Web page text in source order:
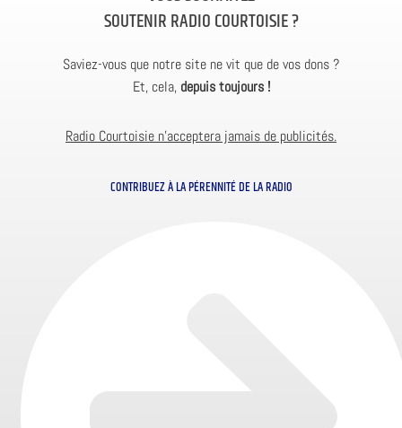
SOUTENIR RADIO COURTOISIE ?
Saviez-vous que notre site ne vit que de vos dons ?
Et, cela, depuis toujours !
Radio Courtoisie n’acceptera jamais de publicités.
CONTRIBUEZ À LA PÉRENNITÉ DE LA RADIO